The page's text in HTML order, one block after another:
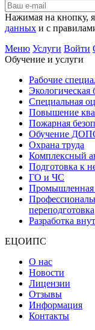
Нажимая на кнопку,
данных и с
Меню Услуги Войти
Обучение и услуги
Рабочие
Экологическая
Специальная
Повышение
Пожарная
Обучение
Охрана труда
Комплексный
Подготовка к
ГО и ЧС
Промышленная
переподготовка
Разработка
ЕЦОИПС
О нас
Новости
Лицензии
Отзывы
Информация
Контакты